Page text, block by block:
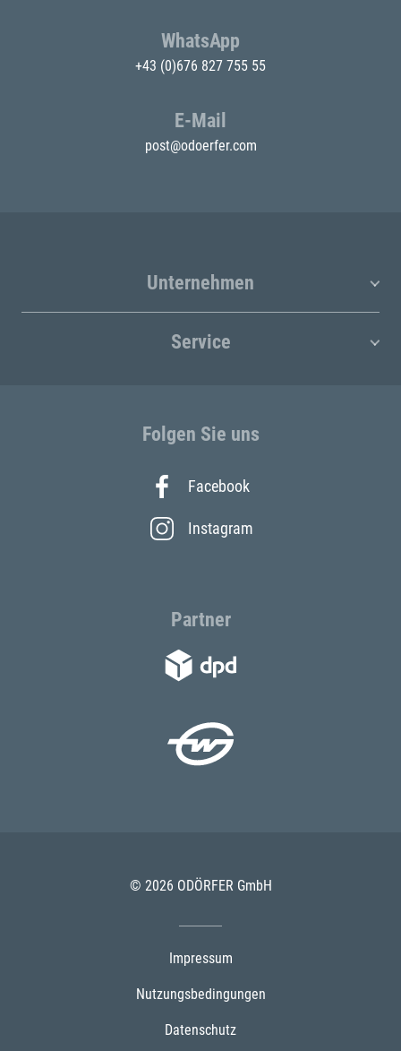
WhatsApp
+43 (0)676 827 755 55
E-Mail
post@odoerfer.com
Unternehmen
Service
Folgen Sie uns
Facebook
Instagram
Partner
© 2026 ODÖRFER GmbH
Impressum
Nutzungsbedingungen
Datenschutz